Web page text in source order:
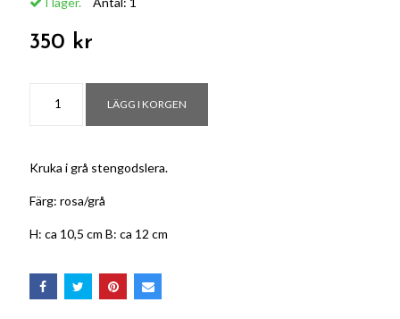
350 kr
LÄGG I KORGEN
Kruka i grå stengodslera.
Färg: rosa/grå
H: ca 10,5 cm B: ca 12 cm